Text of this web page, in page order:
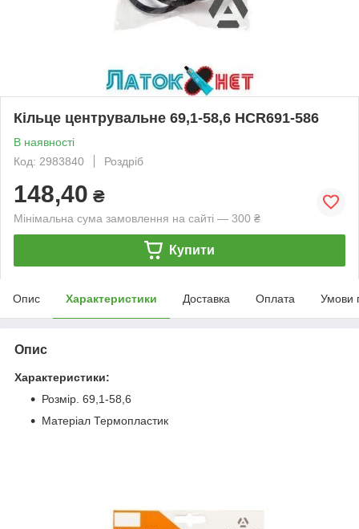
Кільце центрувальне 69,1-58,6 HCR691-586
В наявності
Код: 2983840
Роздріб
148,40 ₴
Мінімальна сума замовлення на сайті — 300 ₴
Купити
Опис Характеристики Доставка Оплата Умови
Опис
Характеристики:
Розмір. 69,1-58,6
Матеріал Термопластик